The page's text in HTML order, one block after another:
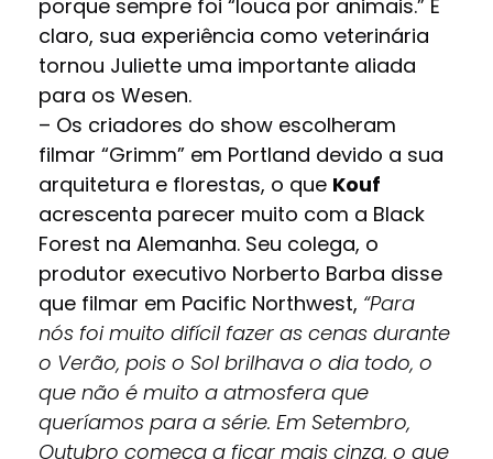
porque sempre foi “louca por animais.” E
claro, sua experiência como veterinária
tornou Juliette uma importante aliada
para os Wesen.
– Os criadores do show escolheram
filmar “Grimm” em Portland devido a sua
arquitetura e florestas, o que Kouf
acrescenta parecer muito com a Black
Forest na Alemanha. Seu colega, o
produtor executivo Norberto Barba disse
que filmar em Pacific Northwest, “Para
nós foi muito difícil fazer as cenas durante
o Verão, pois o Sol brilhava o dia todo, o
que não é muito a atmosfera que
queríamos para a série. Em Setembro,
Outubro começa a ficar mais cinza, o que